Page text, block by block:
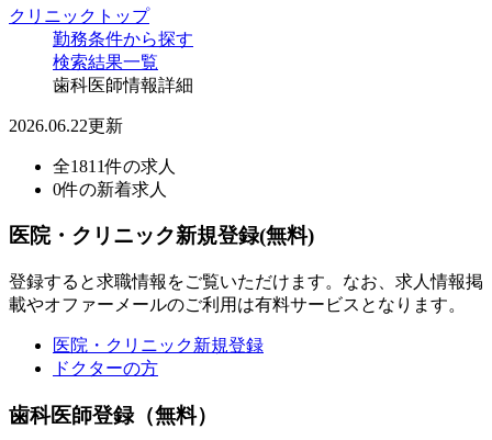
クリニックトップ
勤務条件から探す
検索結果一覧
歯科医師情報詳細
2026.06.22更新
全1811件の求人
0件の新着求人
医院・クリニック新規登録(無料)
登録すると求職情報をご覧いただけます。なお、求人情報掲
載やオファーメールのご利用は有料サービスとなります。
医院・クリニック新規登録
ドクターの方
歯科医師登録（無料）